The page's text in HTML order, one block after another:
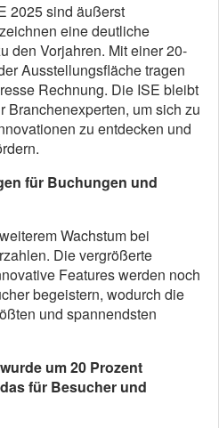
2025 sind äußerst
eine deutliche
den Vorjahren. Mit einer 20-
Ausstellungsfläche tragen
Rechnung. Die ISE bleibt
Branchenexperten, um sich zu
zu entdecken und
für Buchungen und
Wachstum bei
Die vergrößerte
Features werden noch
begeistern, wodurch die
und spannendsten
um 20 Prozent
für Besucher und